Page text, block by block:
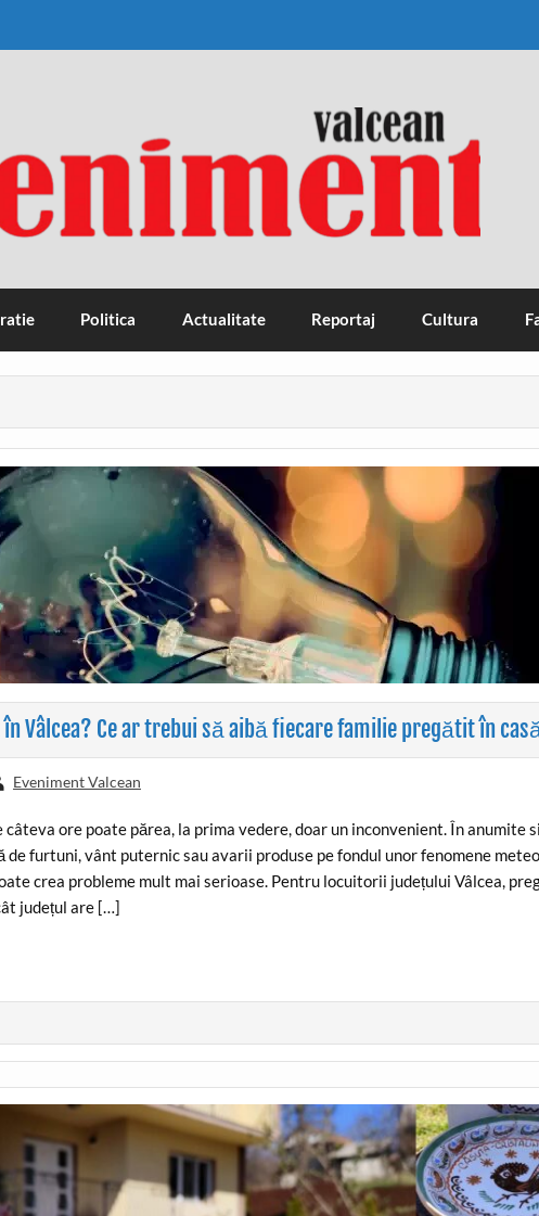
Valcean
Politica Actualitate Reportaj Cultura
în Vâlcea? Ce ar trebui să aibă fiecare familie pregătit în
Eveniment Valcean
câteva ore poate părea, la prima vedere, doar un inconvenient. În anumite
de furtuni, vânt puternic sau avarii produse pe fondul unor fenomene
crea probleme mult mai serioase. Pentru locuitorii județului Vâlcea,
județul are […]